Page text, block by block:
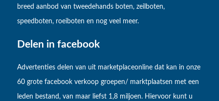
breed aanbod van tweedehands boten, zeilboten,
speedboten, roeiboten en nog veel meer.
Delen in facebook
Advertenties delen van uit marketplaceonline dat kan in onze
60 grote facebook verkoop groepen/ marktplaatsen met een
leden bestand, van maar liefst 1,8 miljoen. Hiervoor kunt u